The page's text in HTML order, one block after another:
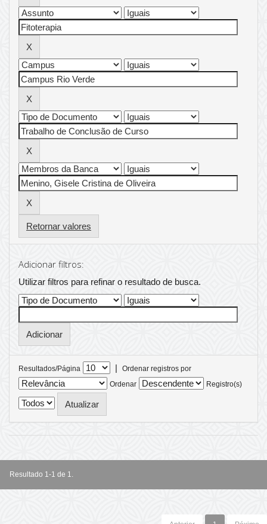
Retornar valores
Adicionar filtros:
Utilizar filtros para refinar o resultado de busca.
Resultados/Página |
Ordenar registros por
Ordenar
Registro(s)
Resultado 1-1 de 1.